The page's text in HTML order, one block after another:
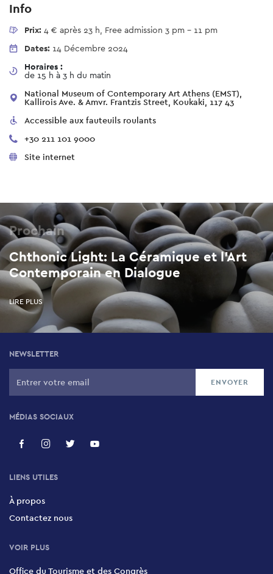
Info
Prix: 4 € après 23 h, Free admission 3 pm - 11 pm
Dates: 14 Décembre 2024
Horaires :
de 15 h à 3 h du matin
National Museum of Contemporary Art Athens (EMST),
Kallirois Ave. & Amvr. Frantzis Street, Koukaki, 117 43
Accessible aux fauteuils roulants
+30 211 101 9000
Site internet
Prochain
Chthonic Light: La Céramique et l'Art
Contemporain en Dialogue
LIRE PLUS
NEWSLETTER
MÉDIAS SOCIAUX
LIENS UTILES
À propos
Contactez nous
VOIR PLUS
Office du Tourisme et des Congrès